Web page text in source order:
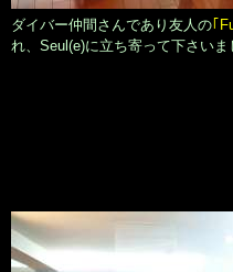
ダイバー仲間さんであり友人の｢
れ、Seul(e)に立ち寄って下さいま